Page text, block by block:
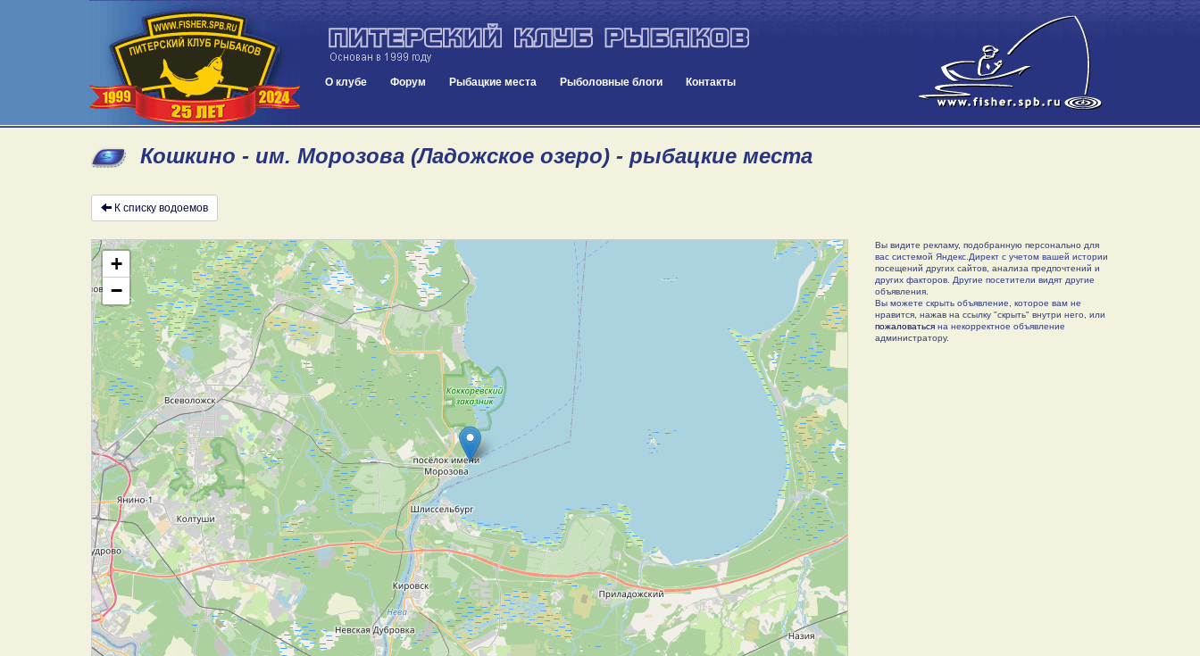
О клубе Форум Рыбацкие места Рыболовные блоги Контакты
Кошкино - им. Морозова (Ладожское озеро) - рыбацкие места
К списку водоемов
+
−
Вы видите рекламу, подобранную персонально для
вас системой Яндекс.Директ с учетом вашей истории
посещений других сайтов, анализа предпочтений и
других факторов. Другие посетители видят другие
объявления.
Вы можете скрыть объявление, которое вам не
нравится, нажав на ссылку "скрыть" внутри него, или
пожаловатьсяна некорректное объявление
администратору.